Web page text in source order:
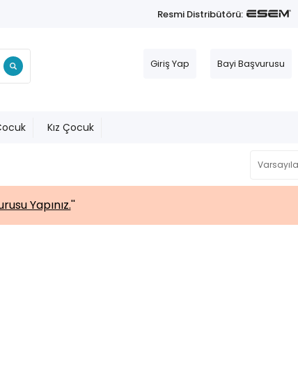
Resmi Distribütörü:
Bayi Başvurusu
Giriş Yap
Kız Çocuk
Yapınız.''